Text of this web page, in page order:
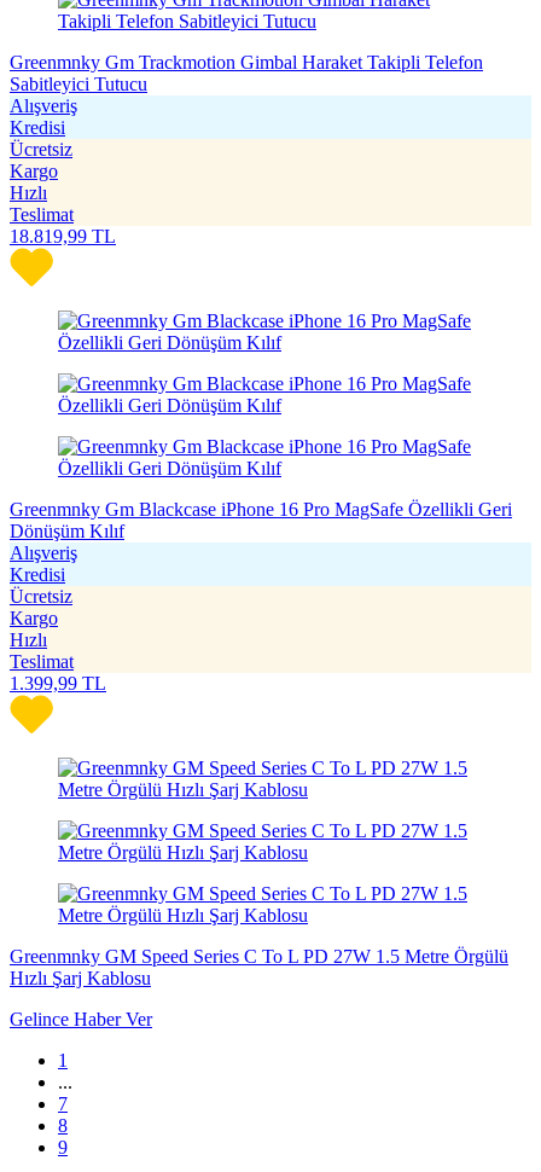
Greenmnky Gm Trackmotion Gimbal Haraket Takipli Telefon
Sabitleyici Tutucu
Alışveriş
Kredisi
Ücretsiz
Kargo
Hızlı
Teslimat
18.819,99 TL
Greenmnky Gm Blackcase iPhone 16 Pro MagSafe Özellikli Geri
Dönüşüm Kılıf
Alışveriş
Kredisi
Ücretsiz
Kargo
Hızlı
Teslimat
1.399,99 TL
Greenmnky GM Speed Series C To L PD 27W 1.5 Metre Örgülü
Hızlı Şarj Kablosu
Gelince Haber Ver
1
...
7
8
9